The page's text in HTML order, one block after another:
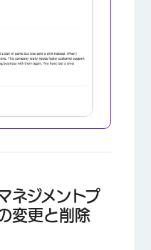
ネジメントプ
変更と削除